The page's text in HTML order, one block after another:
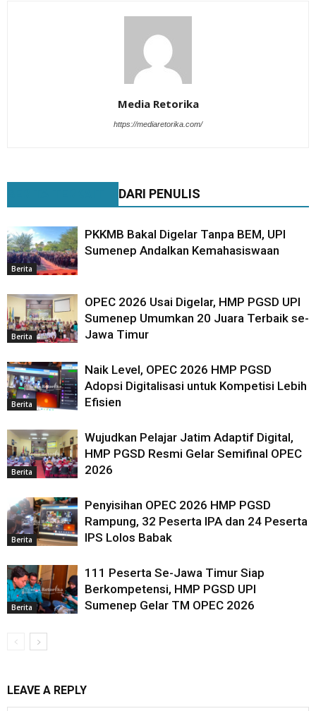
Media Retorika
https://mediaretorika.com/
DARI PENULIS
Berita
PKKMB Bakal Digelar Tanpa BEM, UPI
Sumenep Andalkan Kemahasiswaan
Berita
OPEC 2026 Usai Digelar, HMP PGSD UPI
Sumenep Umumkan 20 Juara Terbaik se-
Jawa Timur
Berita
Naik Level, OPEC 2026 HMP PGSD
Adopsi Digitalisasi untuk Kompetisi Lebih
Efisien
Berita
Wujudkan Pelajar Jatim Adaptif Digital,
HMP PGSD Resmi Gelar Semifinal OPEC
2026
Berita
Penyisihan OPEC 2026 HMP PGSD
Rampung, 32 Peserta IPA dan 24 Peserta
IPS Lolos Babak
Berita
111 Peserta Se-Jawa Timur Siap
Berkompetensi, HMP PGSD UPI
Sumenep Gelar TM OPEC 2026
LEAVE A REPLY